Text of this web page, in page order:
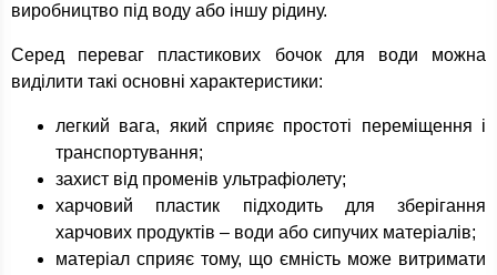
виробництво під воду або іншу рідину.
Серед переваг пластикових бочок для води можна
виділити такі основні характеристики:
легкий вага, який сприяє простоті переміщення і
транспортування;
захист від променів ультрафіолету;
харчовий пластик підходить для зберігання
харчових продуктів – води або сипучих матеріалів;
матеріал сприяє тому, що ємність може витримати